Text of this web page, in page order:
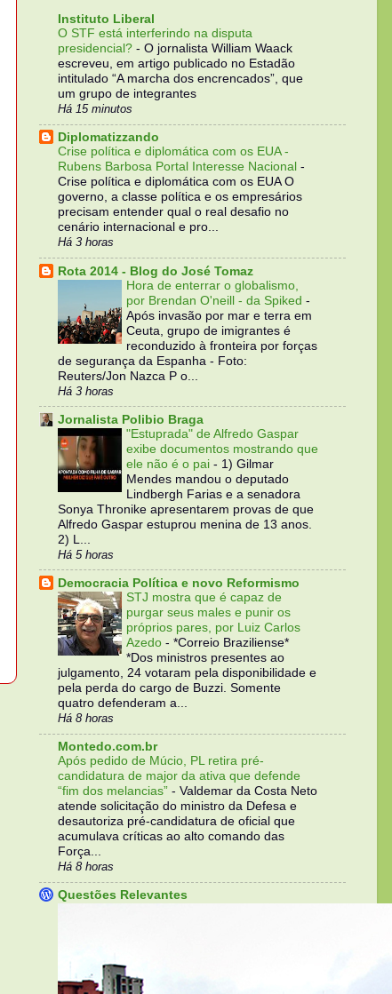
Instituto Liberal
O STF está interferindo na disputa
presidencial? - O jornalista William Waack
escreveu, em artigo publicado no Estadão
intitulado “A marcha dos encrencados”, que
um grupo de integrantes
Há 15 minutos
Diplomatizzando
Crise política e diplomática com os EUA -
Rubens Barbosa Portal Interesse Nacional -
Crise política e diplomática com os EUA O
governo, a classe política e os empresários
precisam entender qual o real desafio no
cenário internacional e pro...
Há 3 horas
Rota 2014 - Blog do José Tomaz
Hora de enterrar o globalismo,
por Brendan O'neill - da Spiked -
Após invasão por mar e terra em
Ceuta, grupo de imigrantes é
reconduzido à fronteira por forças
de segurança da Espanha - Foto:
Reuters/Jon Nazca P o...
Há 3 horas
Jornalista Polibio Braga
"Estuprada" de Alfredo Gaspar
exibe documentos mostrando que
ele não é o pai - 1) Gilmar
Mendes mandou o deputado
Lindbergh Farias e a senadora
Sonya Thronike apresentarem provas de que
Alfredo Gaspar estuprou menina de 13 anos.
2) L...
Há 5 horas
Democracia Política e novo Reformismo
STJ mostra que é capaz de
purgar seus males e punir os
próprios pares, por Luiz Carlos
Azedo - *Correio Braziliense*
*Dos ministros presentes ao
julgamento, 24 votaram pela disponibilidade e
pela perda do cargo de Buzzi. Somente
quatro defenderam a...
Há 8 horas
Montedo.com.br
Após pedido de Múcio, PL retira pré-
candidatura de major da ativa que defende
“fim dos melancias” - Valdemar da Costa Neto
atende solicitação do ministro da Defesa e
desautoriza pré-candidatura de oficial que
acumulava críticas ao alto comando das
Força...
Há 8 horas
Questões Relevantes